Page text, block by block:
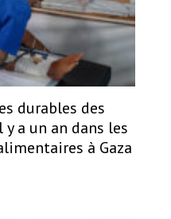
durables des
a un an dans les
à Gaza